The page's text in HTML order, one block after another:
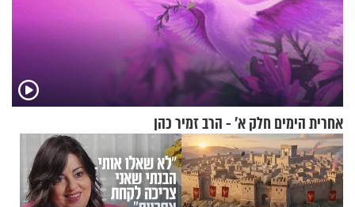
אחרית הימים חלק א’ - הרב זמיר כהן